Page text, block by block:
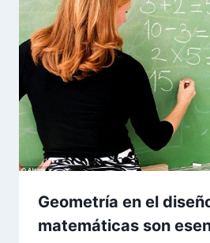
Geometría en el
matemáticas son